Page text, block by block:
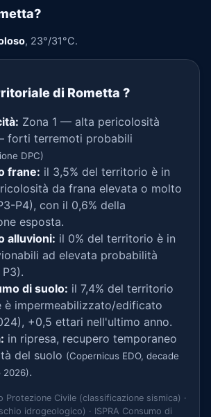
, 23°/31°C.
di Rometta ?
Zona 1 — alta pericolosità
forti terremoti probabili
DPC)
frane: il 3,5% del territorio è in
da frana elevata o molto
P4), con il 0,6% della
esposta.
alluvioni: il 0% del territorio è in
ad elevata probabilità
di suolo: il 7,4% del territorio
è impermeabilizzato/edificato
+0,5 ettari nell'ultimo anno.
in ripresa, recupero temporaneo
del suolo (Copernicus EDO, decade
2026).
Protezione Civile (classificazione sismica) ·
idrogeologico) · ISPRA Consumo di